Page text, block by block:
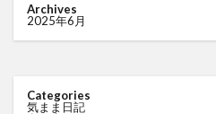
Archives
2025年6月
Categories
気まま日記